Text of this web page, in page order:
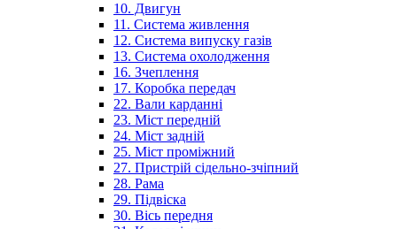
10. Двигун
11. Система живлення
12. Система випуску газів
13. Система охолодження
16. Зчеплення
17. Коробка передач
22. Вали карданні
23. Міст передній
24. Міст задній
25. Міст проміжний
27. Пристрій сідельно-зчіпний
28. Рама
29. Підвіска
30. Вісь передня